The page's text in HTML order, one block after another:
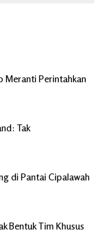
Meranti Perintahkan
Tak
di Pantai Cipalawah
Bentuk Tim Khusus